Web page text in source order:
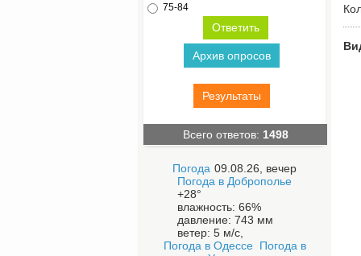
75-84
Архив опросов
Результаты
Всего ответов: 1498
Погода 09.08.26, вечер
Погода в Доброполье
+28°
влажность: 66%
давление: 743 мм
ветер: 5 м/с,
Погода в Одессе Погода в